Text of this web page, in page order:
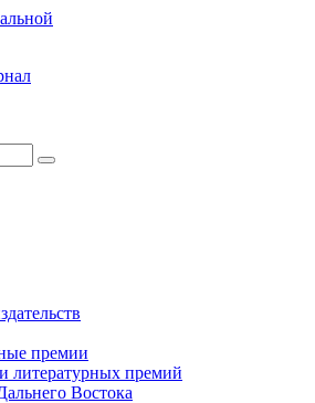
премии
литературных премий
Востока